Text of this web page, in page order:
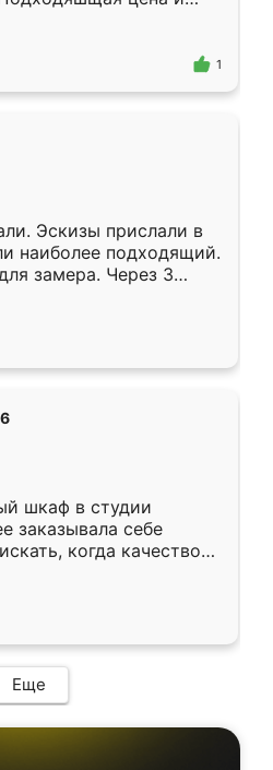
Приехавший
Владислав
эскизу самый
1
Эскизы прислали в
наиболее подходящий.
замера. Через 3
готова. Остались
Ренессанс
работу!
шкаф в студии
заказывала себе
когда качеством
кухня уже почти
нет.
Еще